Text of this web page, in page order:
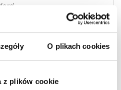
O plikach cookies
z plików cookie